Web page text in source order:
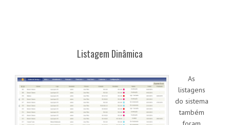
Listagem Dinâmica
As
listagens
do sistema
também